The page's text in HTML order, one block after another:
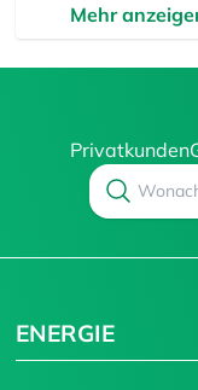
Mehr
Privatkunden
Search
ENERGIE